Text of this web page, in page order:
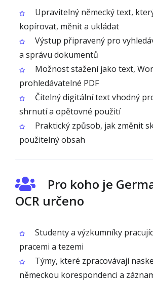
Upravitelný německý text,
kopírovat, měnit a ukládat
Výstup připravený pro
a správu dokumentů
Možnost stažení jako text,
prohledávatelné PDF
Čitelný digitální text vhodný
shrnutí a opětovné použití
Praktický způsob, jak změnit
použitelný obsah
Pro koho je
OCR určeno
Studenty a výzkumníky
pracemi a tezemi
Týmy, které zpracovávají
německou korespondenci a